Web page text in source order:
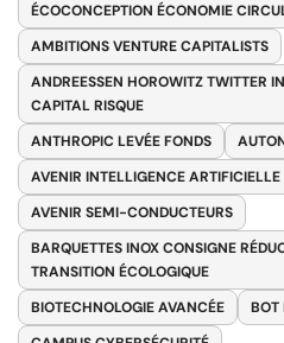
ÉCOCONCEPTION ÉCONOMIE
AMBITIONS VENTURE CAPITALISTS
ANDREESSEN HOROWITZ TWITTER
CAPITAL RISQUE
ANTHROPIC LEVÉE FONDS
AVENIR INTELLIGENCE ARTIFICIELLE
AVENIR SEMI-CONDUCTEURS
BARQUETTES INOX CONSIGNE
TRANSITION ÉCOLOGIQUE
BIOTECHNOLOGIE AVANCÉE
BOT